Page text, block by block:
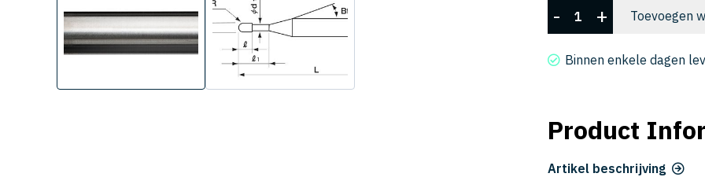
CSELB
2005-
0175
- + Toevoegen
Binnen enkele dagen
Product
Artikel beschrijving